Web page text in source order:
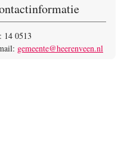
14 0513
gemeente@heerenveen.nl